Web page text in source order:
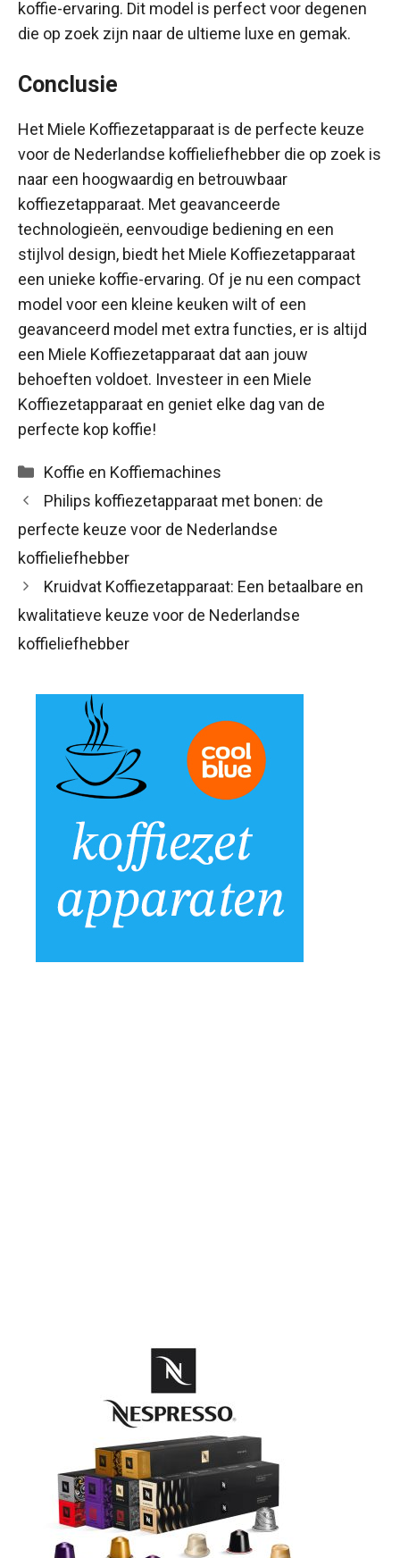
koffie-ervaring. Dit model is perfect voor degenen
die op zoek zijn naar de ultieme luxe en gemak.
Conclusie
Het Miele Koffiezetapparaat is de perfecte keuze
voor de Nederlandse koffieliefhebber die op zoek is
naar een hoogwaardig en betrouwbaar
koffiezetapparaat. Met geavanceerde
technologieën, eenvoudige bediening en een
stijlvol design, biedt het Miele Koffiezetapparaat
een unieke koffie-ervaring. Of je nu een compact
model voor een kleine keuken wilt of een
geavanceerd model met extra functies, er is altijd
een Miele Koffiezetapparaat dat aan jouw
behoeften voldoet. Investeer in een Miele
Koffiezetapparaat en geniet elke dag van de
perfecte kop koffie!
Categorieën
Koffie en Koffiemachines
Philips koffiezetapparaat met bonen: de
perfecte keuze voor de Nederlandse
koffieliefhebber
Kruidvat Koffiezetapparaat: Een betaalbare en
kwalitatieve keuze voor de Nederlandse
koffieliefhebber